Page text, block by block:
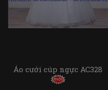
Áo cưới cúp ngực AC328